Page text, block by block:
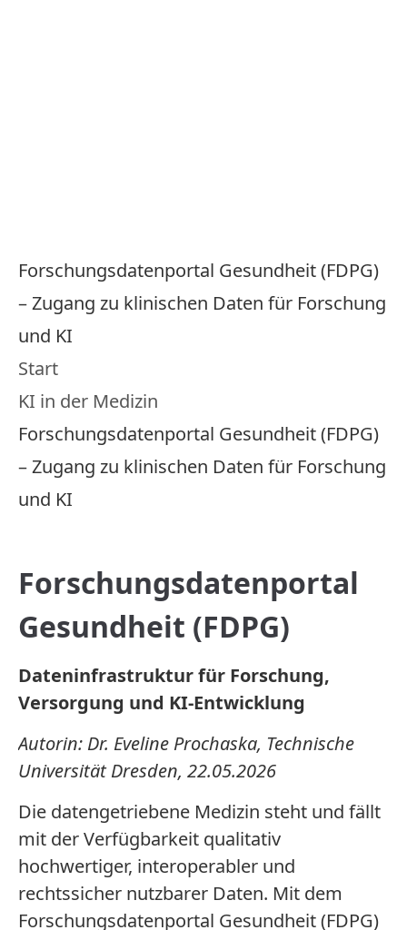
Forschungsdatenportal Gesundheit (FDPG)
– Zugang zu klinischen Daten für Forschung
und KI
Start
KI in der Medizin
Forschungsdatenportal Gesundheit (FDPG)
– Zugang zu klinischen Daten für Forschung
und KI
Forschungsdatenportal
Gesundheit (FDPG)
Dateninfrastruktur für Forschung,
Versorgung und KI-Entwicklung
Autorin: Dr. Eveline Prochaska, Technische
Universität Dresden, 22.05.2026
Die datengetriebene Medizin steht und fällt
mit der Verfügbarkeit qualitativ
hochwertiger, interoperabler und
rechtssicher nutzbarer Daten. Mit dem
Forschungsdatenportal Gesundheit (FDPG)